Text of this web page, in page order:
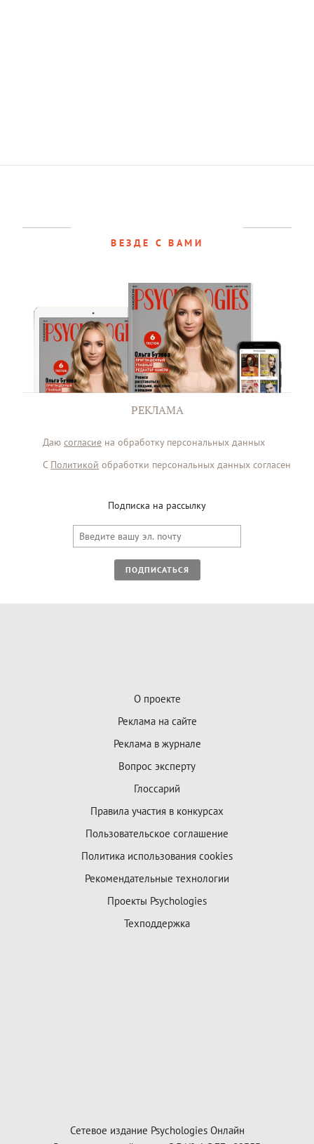
ВЕЗДЕ С ВАМИ
РЕКЛАМА
Даю согласие на обработку персональных данных
С Политикой обработки персональных данных согласен
Подписка на рассылку
ПОДПИСАТЬСЯ
О проекте
Реклама на сайте
Реклама в журнале
Вопрос эксперту
Глоссарий
Правила участия в конкурсах
Пользовательское соглашение
Политика использования cookies
Рекомендательные технологии
Проекты Psychologies
Техподдержка
Сетевое издание Psychologies Онлайн